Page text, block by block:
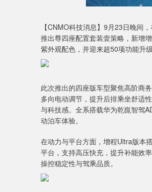
【CNMO科技消息】9月23日晚间
推出尊四座配置套装壹策略，新增
紫外观配色，并迎来超50项功能升
此次推出的四座版车型聚焦高阶商
多向电动调节，提升后排乘坐舒适
与科技感。全系搭载华为乾崑智驾
动泊车体验。
在动力与平台方面，增程Ultra版本
平台，支持高压快充，提升补能效
操控稳定性与驾乘品质。